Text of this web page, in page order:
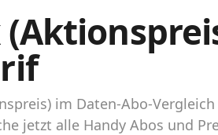
im Daten-Abo-
jetzt alle Handy Abos und